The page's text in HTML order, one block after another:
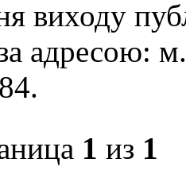
виходу
адресою:
1 из 1